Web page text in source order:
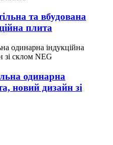
та вбудована
плита
одинарна
новий дизайн зі